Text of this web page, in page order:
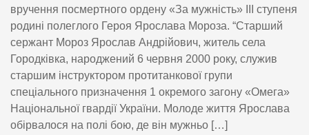
вручення посмертного ордену «За мужність» III ступеня
родині полеглого Героя Ярослава Мороза. “Старший
сержант Мороз Ярослав Андрійович, житель села
Городківка, народжений 6 червня 2000 року, служив
старшим інструктором протитанкової групи
спеціального призначення 1 окремого загону «Омега»
Національної гвардії України. Молоде життя Ярослава
обірвалося на полі бою, де він мужньо […]